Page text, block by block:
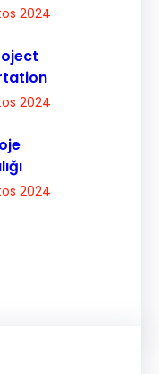
2024
2024
2024